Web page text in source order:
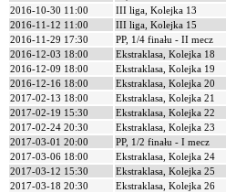
2016-10-30 11:00
III liga, Kolejka 13
2016-11-12 11:00
III liga, Kolejka 15
2016-11-29 17:30
PP, 1/4 finału - II mecz
2016-12-03 18:00
Ekstraklasa, Kolejka 18
2016-12-09 18:00
Ekstraklasa, Kolejka 19
2016-12-16 18:00
Ekstraklasa, Kolejka 20
2017-02-13 18:00
Ekstraklasa, Kolejka 21
2017-02-19 15:30
Ekstraklasa, Kolejka 22
2017-02-24 20:30
Ekstraklasa, Kolejka 23
2017-03-01 20:00
PP, 1/2 finału - I mecz
2017-03-06 18:00
Ekstraklasa, Kolejka 24
2017-03-12 15:30
Ekstraklasa, Kolejka 25
2017-03-18 20:30
Ekstraklasa, Kolejka 26